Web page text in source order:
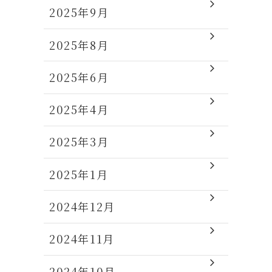
2025年9月
2025年8月
2025年6月
2025年4月
2025年3月
2025年1月
2024年12月
2024年11月